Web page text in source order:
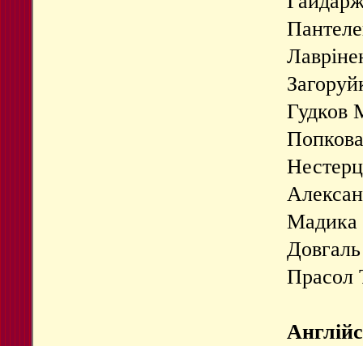
Гудков
Мадика
Прасол